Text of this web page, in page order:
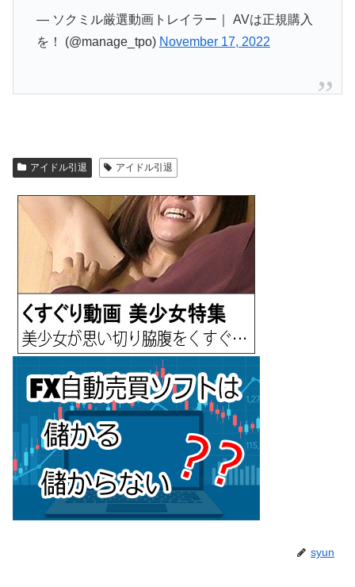
— ソクミル厳選動画トレイラー｜ AVは正規購入
を！ (@manage_tpo) November 17, 2022
アイドル引退 アイドル引退
syun